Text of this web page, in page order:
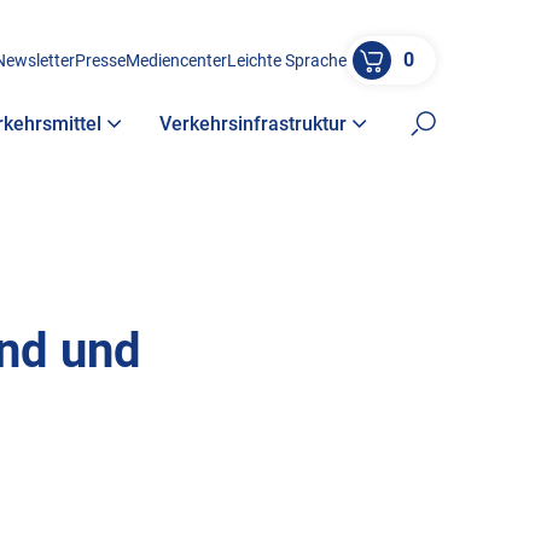
PresseMediencenterLeichte Sprache 0
Verkehrsinfrastruktur
Suche
und